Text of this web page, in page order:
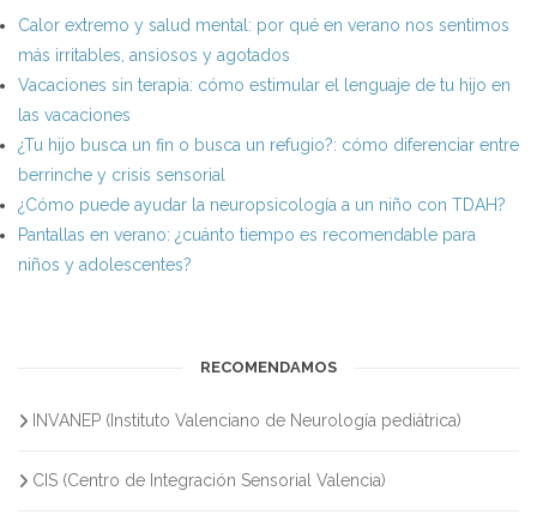
Calor extremo y salud mental: por qué en verano nos sentimos
más irritables, ansiosos y agotados
Vacaciones sin terapia: cómo estimular el lenguaje de tu hijo en
las vacaciones
¿Tu hijo busca un fin o busca un refugio?: cómo diferenciar entre
berrinche y crisis sensorial
¿Cómo puede ayudar la neuropsicología a un niño con TDAH?
Pantallas en verano: ¿cuánto tiempo es recomendable para
niños y adolescentes?
RECOMENDAMOS
INVANEP (Instituto Valenciano de Neurología pediátrica)
CIS (Centro de Integración Sensorial Valencia)